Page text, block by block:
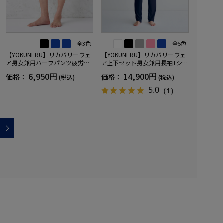
全3色
【YOKUNERU】リカバリーウェ
ア男女兼用ハーフパンツ疲労回
IX(R)【一般医療機器】SS～LLサ
価格： 6,950円 (税込)
全5色
【YOKUNERU】リカバリーウェ
ア上下セット男女兼用長袖Tシャ
進遠赤外線快眠NANOMIX(R)【一
般医療機器】SS～LLサイズ
価格： 14,900円 (税込)
5.0 （1）